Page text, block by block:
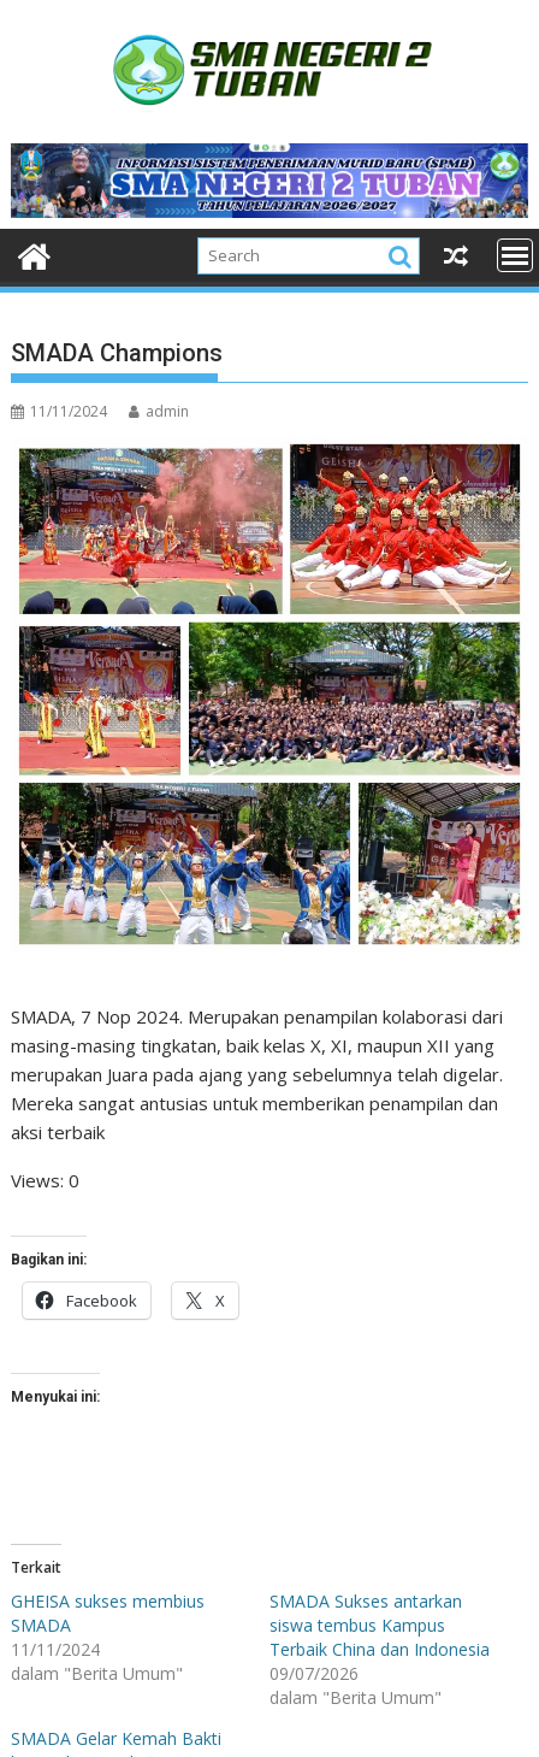
SMADA Champions
11/11/2024 admin
SMADA, 7 Nop 2024. Merupakan penampilan kolaborasi dari
masing-masing tingkatan, baik kelas X, XI, maupun XII yang
merupakan Juara pada ajang yang sebelumnya telah digelar.
Mereka sangat antusias untuk memberikan penampilan dan
aksi terbaik
Views: 0
Bagikan ini:
Facebook X
Menyukai ini:
Terkait
GHEISA sukses membius
SMADA
11/11/2024
dalam "Berita Umum"
SMADA Sukses antarkan
siswa tembus Kampus
Terbaik China dan Indonesia
09/07/2026
dalam "Berita Umum"
SMADA Gelar Kemah Bakti